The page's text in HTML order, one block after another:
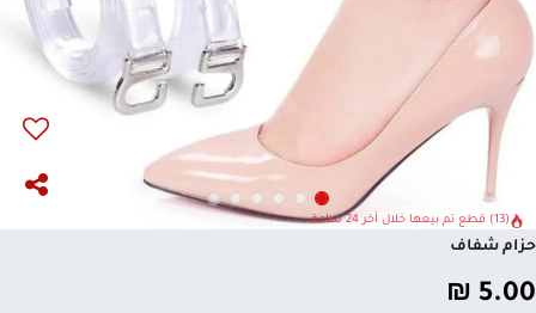
(13) قطع تم بيعها خلال آخر 24 ساعة
حزام شفاف
5.00
₪